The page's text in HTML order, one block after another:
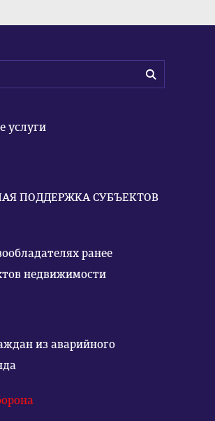
услуги
ПОДДЕРЖКА СУБЪЕКТОВ
ранее
недвижимости
из аварийного